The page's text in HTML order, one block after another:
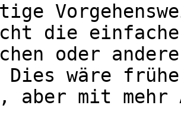
die
oder
wäre
aber mit mehr